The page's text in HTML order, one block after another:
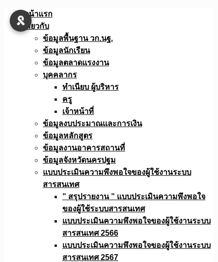
Skip
หน้าแรก
เกี่ยวกับ
ข้อมูลพื้นฐาน วก.นฐ.
ข้อมูลนักเรียน
ข้อมูลตลาดแรงงาน
บุคคลากร
ทำเนียบ ผู้บริหาร
ครู
เจ้าหน้าที่
ข้อมูลงบประมาณเเละการเงิน
ข้อมูลหลักสูตร
ข้อมูลงานอาคารสถานที่
ข้อมูลจังหวัดนครปฐม
แบบประเมินความพึงพอใจของผู้ใช้งานระบบ
สารสนเทศ
” สรุปรายงาน ” แบบประเมินความพึงพอใจ
ของผู้ใช้ระบบสารสนเทศ
แบบประเมินความพึงพอใจของผู้ใช้งานระบบ
สารสนเทศ 2566
แบบประเมินความพึงพอใจของผู้ใช้งานระบบ
สารสนเทศ 2567